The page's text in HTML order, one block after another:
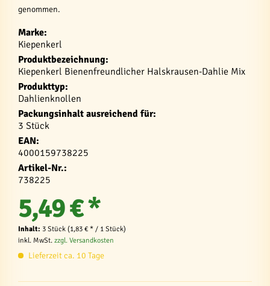
genommen.
Marke:
Kiepenkerl
Produktbezeichnung:
Kiepenkerl Bienenfreundlicher Halskrausen-Dahlie Mix
Produkttyp:
Dahlienknollen
Packungsinhalt ausreichend für:
3 Stück
EAN:
4000159738225
Artikel-Nr.:
738225
5,49 € *
Inhalt: 3 Stück (1,83 € * / 1 Stück)
inkl. MwSt. zzgl. Versandkosten
Lieferzeit ca. 10 Tage